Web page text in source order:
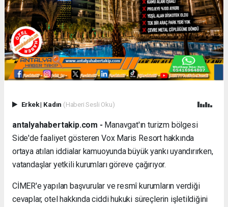
Erkek| Kadın (Haberi Sesli Oku)
antalyahabertakip.com - Manavgat'ın turizm bölgesi
Side'de faaliyet gösteren Vox Maris Resort hakkında
ortaya atılan iddialar kamuoyunda büyük yankı uyandırırken,
vatandaşlar yetkili kurumları göreve çağırıyor.
CİMER'e yapılan başvurular ve resmî kurumların verdiği
cevaplar, otel hakkında ciddi hukuki süreçlerin işletildiğini